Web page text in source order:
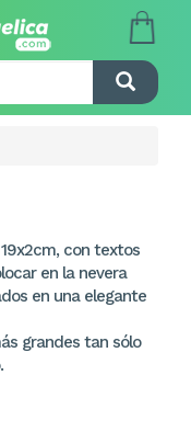
con textos
en la nevera
en una elegante
grandes tan sólo